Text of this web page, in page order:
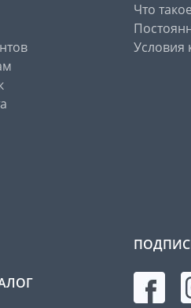
Что
Условия